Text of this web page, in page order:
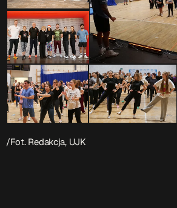
TOP CHART
/Fot. Redakcja, UJK